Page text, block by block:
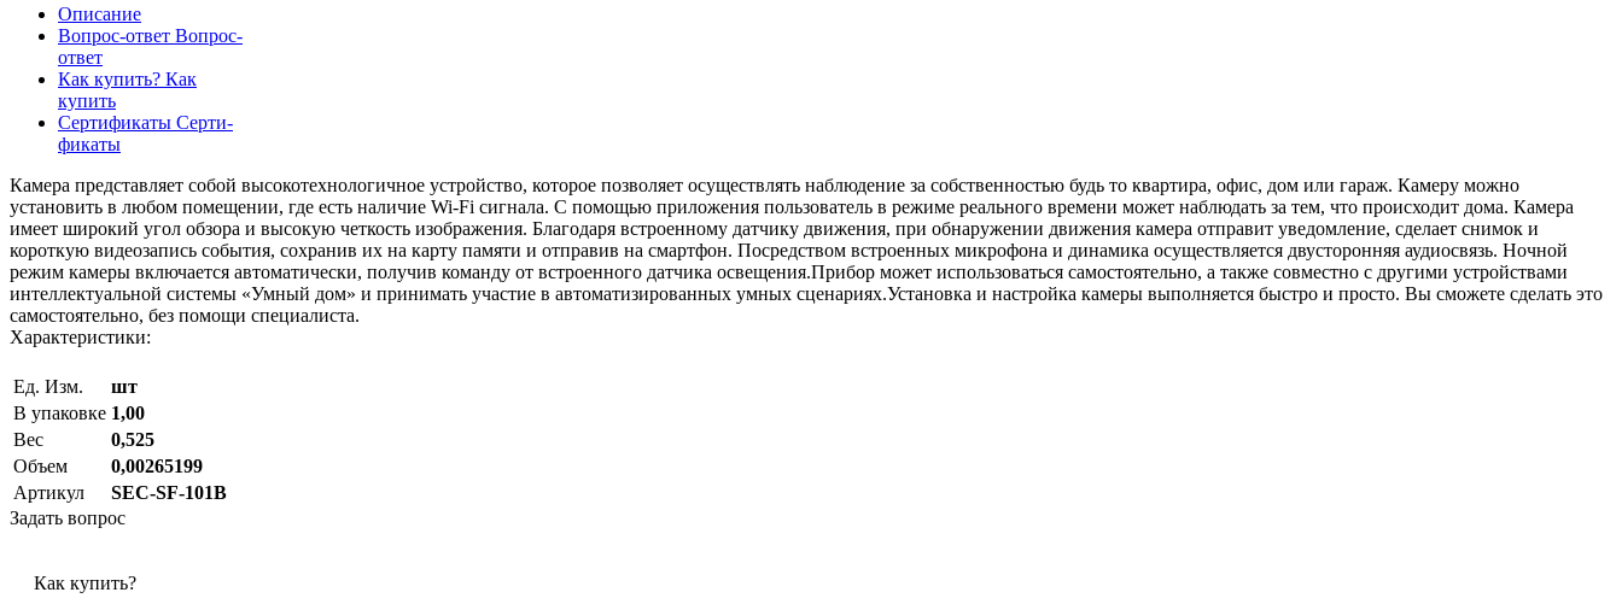
Описание
Вопрос-ответ Вопрос-
ответ
Как купить? Как
купить
Сертификаты Серти-
фикаты
Камера представляет собой высокотехнологичное устройство, которое позволяет осуществлять наблюдение за собственностью будь то квартира, офис, дом или гараж. Камеру можно
установить в любом помещении, где есть наличие Wi-Fi сигнала. С помощью приложения пользователь в режиме реального времени может наблюдать за тем, что происходит дома. Камера
имеет широкий угол обзора и высокую четкость изображения. Благодаря встроенному датчику движения, при обнаружении движения камера отправит уведомление, сделает снимок и
короткую видеозапись события, сохранив их на карту памяти и отправив на смартфон. Посредством встроенных микрофона и динамика осуществляется двусторонняя аудиосвязь. Ночной
режим камеры включается автоматически, получив команду от встроенного датчика освещения.Прибор может использоваться самостоятельно, а также совместно с другими устройствами
интеллектуальной системы «Умный дом» и принимать участие в автоматизированных умных сценариях.Установка и настройка камеры выполняется быстро и просто. Вы сможете сделать это
самостоятельно, без помощи специалиста.
Характеристики:
Ед. Изм.
шт
В упаковке 1,00
Вес
0,525
Объем
0,00265199
Артикул
SEC-SF-101B
Задать вопрос
Как купить?